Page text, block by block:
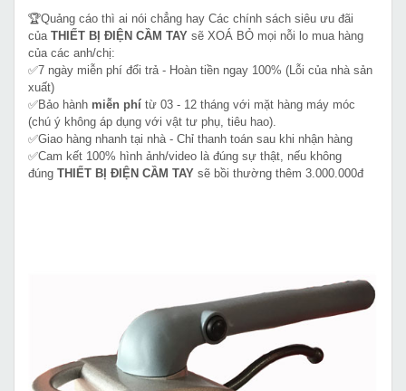
🏆Quảng cáo thì ai nói chẳng hay Các chính sách siêu ưu đãi
của THIẾT BỊ ĐIỆN CẦM TAY sẽ XOÁ BỎ mọi nỗi lo mua hàng
của các anh/chị:
✅7 ngày miễn phí đổi trả - Hoàn tiền ngay 100% (Lỗi của nhà sản
xuất)
✅Bảo hành miễn phí từ 03 - 12 tháng với mặt hàng máy móc
(chú ý không áp dụng với vật tư phụ, tiêu hao).
✅Giao hàng nhanh tại nhà - Chỉ thanh toán sau khi nhận hàng
✅Cam kết 100% hình ảnh/video là đúng sự thật, nếu không
đúng THIẾT BỊ ĐIỆN CẦM TAY sẽ bồi thường thêm 3.000.000đ